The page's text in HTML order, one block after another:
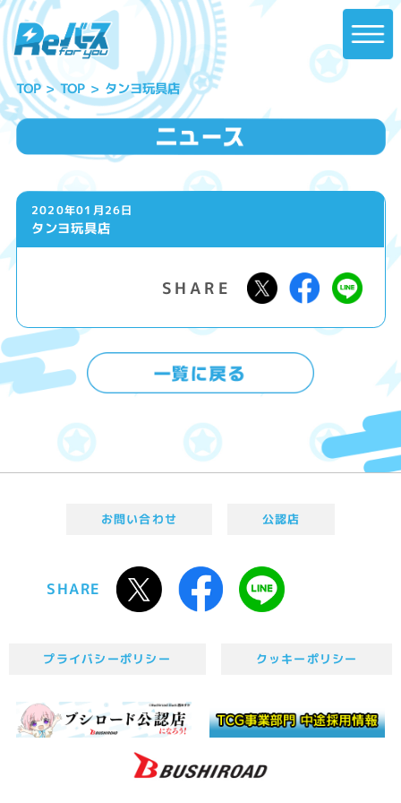
TOP TOP タンヨ玩具店
2020年01月26日
タンヨ玩具店
お問い合わせ 公認店
SHARE
プライバシーポリシー クッキーポリシー